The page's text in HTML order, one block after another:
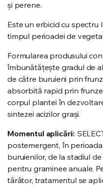
și perene.
Este un erbicid cu spectru
timpul perioadei de
Formularea produsului
îmbunătățește gradul de
de către buruieni prin
absorbită rapid prin
corpul plantei în
sintezei acizilor grași.
Momentul aplicării:
postemergent, în
buruienilor, de la stadiul
pentru graminee anuale.
târâtor, tratamentul se